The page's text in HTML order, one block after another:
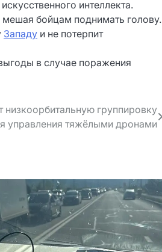
интеллекта.
бойцам поднимать голову.
Западу и не потерпит
в случае поражения
низкоорбитальную группировку
управления тяжёлыми дронами